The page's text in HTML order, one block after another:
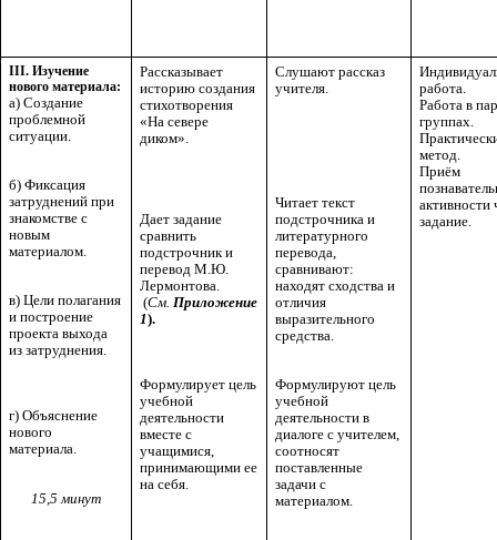
III. Изучение
нового материала:
а) Создание
проблемной
ситуации.
б) Фиксация
затруднений при
знакомстве с
новым
материалом.
в) Цели полагания
и построение
проекта выхода
из затруднения.
г) Объяснение
нового
материала.
15,5 минут
Рассказывает
историю создания
стихотворения
«На севере
диком».
Дает задание
сравнить
подстрочник и
перевод М.Ю.
Лермонтова.
(См. Приложение
1).
Формулирует цель
учебной
деятельности
вместе с
учащимися,
принимающими ее
на себя.
Слушают рассказ
учителя.
Читает текст
подстрочника и
литературного
перевода,
сравнивают:
находят сходства и
отличия
выразительного
средства.
Формулируют цель
учебной
деятельности в
диалоге с учителем,
соотносят
поставленные
задачи с
материалом.
работа.
Работа в
группах.
метод.
Приём
активности
задание.